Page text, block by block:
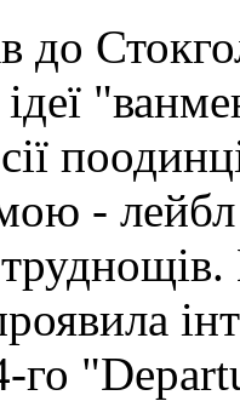
до
- лейбл
го